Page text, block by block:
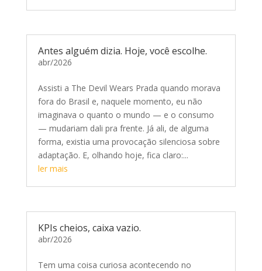
Antes alguém dizia. Hoje, você escolhe.
abr/2026
Assisti a The Devil Wears Prada quando morava
fora do Brasil e, naquele momento, eu não
imaginava o quanto o mundo — e o consumo
— mudariam dali pra frente. Já ali, de alguma
forma, existia uma provocação silenciosa sobre
adaptação. E, olhando hoje, fica claro:...
ler mais
KPIs cheios, caixa vazio.
abr/2026
Tem uma coisa curiosa acontecendo no